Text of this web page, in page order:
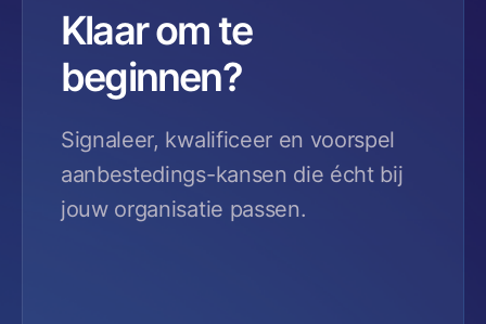
Klaar om te
beginnen?
Signaleer, kwalificeer en voorspel
aanbestedings-kansen die écht bij
jouw organisatie passen.